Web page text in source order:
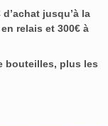
jusqu’à la
relais et 300€ à
bouteilles, plus les